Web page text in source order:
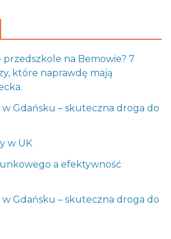
na Bemowie? 7
które naprawdę mają
w Gdańsku – skuteczna droga do
w UK
a efektywność
w Gdańsku – skuteczna droga do